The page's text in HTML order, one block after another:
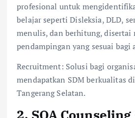
profesional untuk
belajar seperti Disleksia, DLD,
menulis, dan berhitung, disertai
pendampingan yang sesuai bagi
Recruitment: Solusi bagi
mendapatkan SDM berkualitas
Tangerang Selatan.
2. SOA